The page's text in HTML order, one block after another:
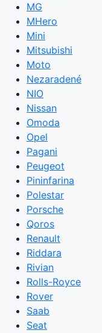
MG
MHero
Mini
Mitsubishi
Moto
Nezaradené
NIO
Nissan
Omoda
Opel
Pagani
Peugeot
Pininfarina
Polestar
Porsche
Qoros
Renault
Riddara
Rivian
Rolls-Royce
Rover
Saab
Seat